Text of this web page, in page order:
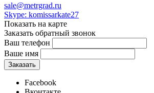
sale@metrgrad.ru
Skype: komissarkate27
Показать на карте
Заказать обратный звонок
Ваш телефон
Ваше имя
Facebook